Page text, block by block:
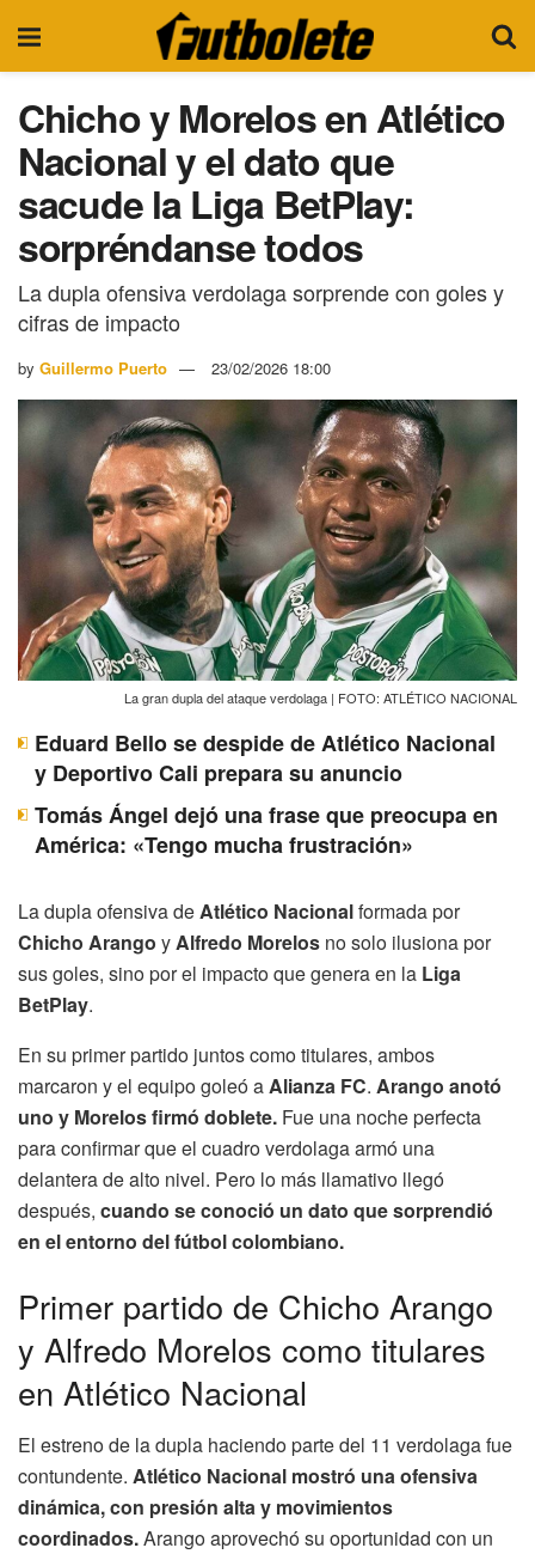
Chicho y Morelos en Atlético
Nacional y el dato que
sacude la Liga BetPlay:
sorpréndanse todos
La dupla ofensiva verdolaga sorprende con goles y
cifras de impacto
by Guillermo Puerto 23/02/2026 18:00
La gran dupla del ataque verdolaga | FOTO: ATLÉTICO NACIONAL
Eduard Bello se despide de Atlético Nacional
y Deportivo Cali prepara su anuncio
Tomás Ángel dejó una frase que preocupa en
América: «Tengo mucha frustración»
La dupla ofensiva deAtlético Nacionalformada por
Chicho Arango yAlfredo Morelos no solo ilusiona por
sus goles, sino por el impacto que genera en la Liga
BetPlay.
En su primer partido juntos como titulares, ambos
marcaron y el equipo goleó aAlianza FC. Arango anotó
uno y Morelos firmó doblete. Fue una noche perfecta
para confirmar que el cuadro verdolaga armó una
delantera de alto nivel. Pero lo más llamativo llegó
después, cuando se conoció un dato que sorprendió
en el entorno del fútbol colombiano.
Primer partido de Chicho Arango
y Alfredo Morelos como titulares
en Atlético Nacional
El estreno de la dupla haciendo parte del 11 verdolaga fue
contundente. Atlético Nacional mostró una ofensiva
dinámica, con presión alta y movimientos
coordinados.Arango aprovechó su oportunidad con un